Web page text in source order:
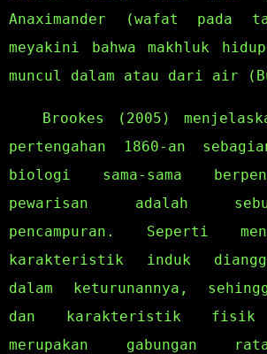
Anaximander (wafat pada
meyakini bahwa makhluk
muncul dalam atau dari air
Brookes (2005)
pertengahan 1860-an
biologi sama-sama
pewarisan adalah
pencampuran. Seperti
karakteristik induk
dalam keturunannya,
dan karakteristik fisik
merupakan gabungan